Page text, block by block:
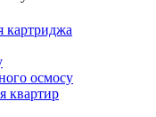
картриджа
осмосу
квартир